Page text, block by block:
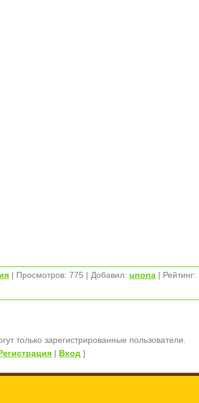
| Просмотров: 775 | Добавил: unona | Рейтинг:
только зарегистрированные пользователи.
| Вход ]